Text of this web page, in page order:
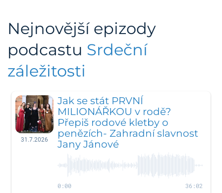
Nejnovější epizody
podcastu Srdeční
záležitosti
31.7.2026
Jak se stát PRVNÍ
MILIONÁŘKOU v rodě?
Přepiš rodové kletby o
penězích- Zahradní slavnost
Jany Jánové
0:00 36:02